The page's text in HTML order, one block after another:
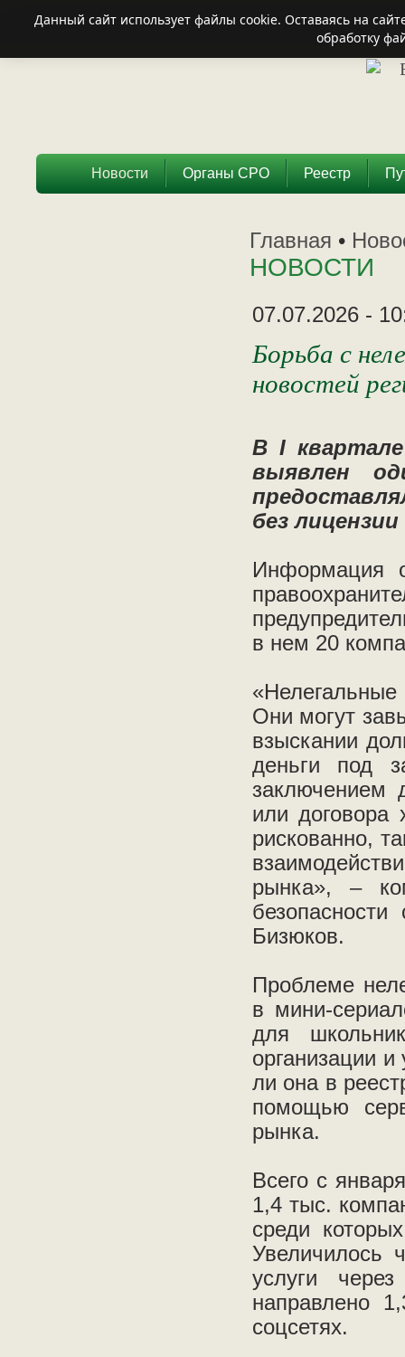
Новости Органы СРО Реестр
Главная •
НОВОСТИ
07.07.2026 -
Борьба с
новостей
В I
выявлен
без
Информация
в нем 20
Они могут
взыскании
деньги под
заключением
или договора
рискованно,
рынка», –
Бизюков.
Проблеме
в мини-
для
организации
ли она в
помощью
рынка.
Всего с
1,4 тыс.
среди
Увеличилось
услуги
направлено
соцсетях.
Данный сайт использует файлы cookie. Оставаясь на
обработку